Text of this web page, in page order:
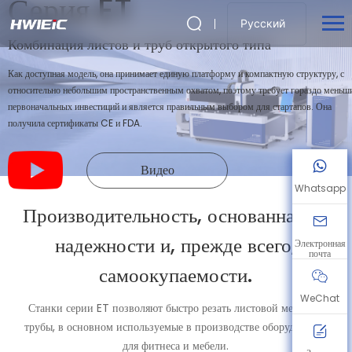
Русский
Серия ET
Комбинация листов и труб открытого типа
Как доступная модель, она принимает единую платформу и компактную структуру, с
относительно небольшим пространственным охватом, поэтому требует гораздо
первоначальных инвестиций и является правильным выбором для стартапов. Она
получила сертификаты CE и FDA.
Видео
Производительность, основанная на
надежности и, прежде всего,
самоокупаемости.
Станки серии ET позволяют быстро резать листовой металл и
трубы, в основном используемые в производстве оборудования
для фитнеса и мебели.
Whatsapp
Электронная
почта
WeChat